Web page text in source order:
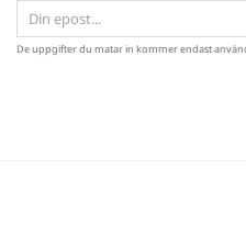
De uppgifter du matar in kommer endast